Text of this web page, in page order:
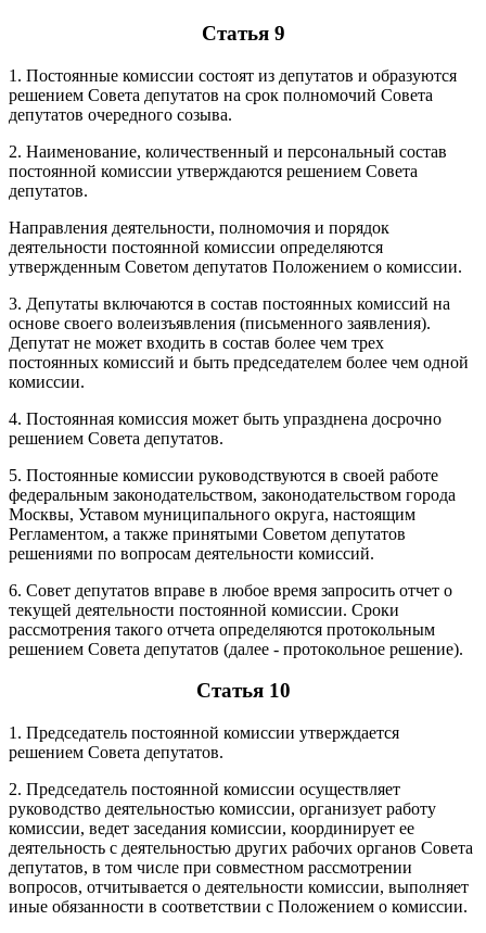
Статья 9
1. Постоянные комиссии состоят из депутатов и образуются
решением Совета депутатов на срок полномочий Совета
депутатов очередного созыва.
2. Наименование, количественный и персональный состав
постоянной комиссии утверждаются решением Совета
депутатов.
Направления деятельности, полномочия и порядок
деятельности постоянной комиссии определяются
утвержденным Советом депутатов Положением о комиссии.
3. Депутаты включаются в состав постоянных комиссий на
основе своего волеизъявления (письменного заявления).
Депутат не может входить в состав более чем трех
постоянных комиссий и быть председателем более чем одной
комиссии.
4. Постоянная комиссия может быть упразднена досрочно
решением Совета депутатов.
5. Постоянные комиссии руководствуются в своей работе
федеральным законодательством, законодательством города
Москвы, Уставом муниципального округа, настоящим
Регламентом, а также принятыми Советом депутатов
решениями по вопросам деятельности комиссий.
6. Совет депутатов вправе в любое время запросить отчет о
текущей деятельности постоянной комиссии. Сроки
рассмотрения такого отчета определяются протокольным
решением Совета депутатов (далее - протокольное решение).
Статья 10
1. Председатель постоянной комиссии утверждается
решением Совета депутатов.
2. Председатель постоянной комиссии осуществляет
руководство деятельностью комиссии, организует работу
комиссии, ведет заседания комиссии, координирует ее
деятельность с деятельностью других рабочих органов Совета
депутатов, в том числе при совместном рассмотрении
вопросов, отчитывается о деятельности комиссии, выполняет
иные обязанности в соответствии с Положением о комиссии.